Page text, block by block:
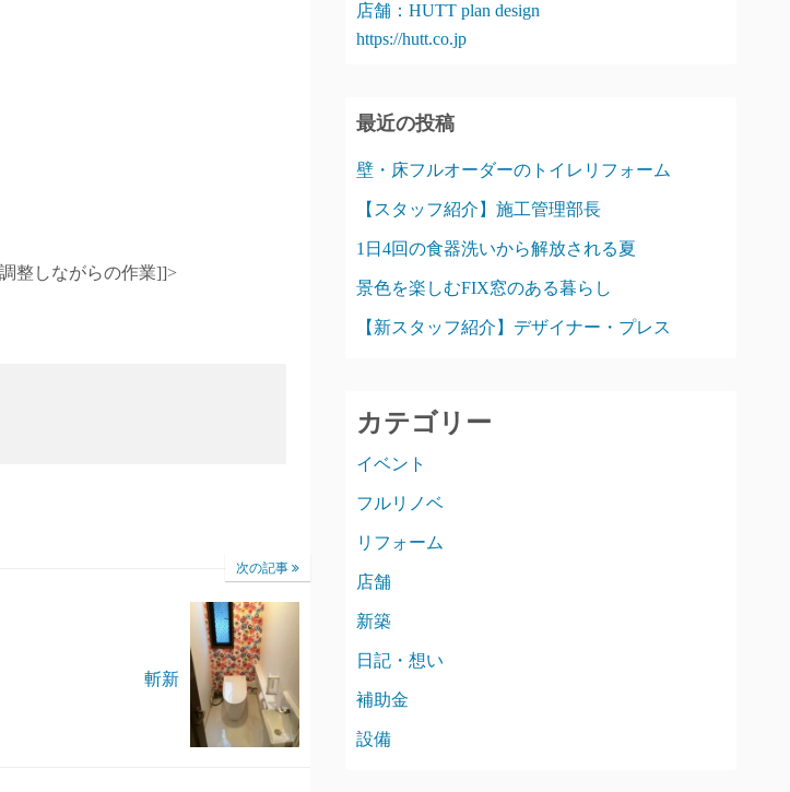
整しながらの作業]]>
次の記事
斬新
店舗：HUTT plan design
https://hutt.co.jp
最近の投稿
壁・床フルオーダーのトイレリフォーム
【スタッフ紹介】施工管理部長
1日4回の食器洗いから解放される夏
景色を楽しむFIX窓のある暮らし
【新スタッフ紹介】デザイナー・プレス
カテゴリー
イベント
フルリノベ
リフォーム
店舗
新築
日記・想い
補助金
設備